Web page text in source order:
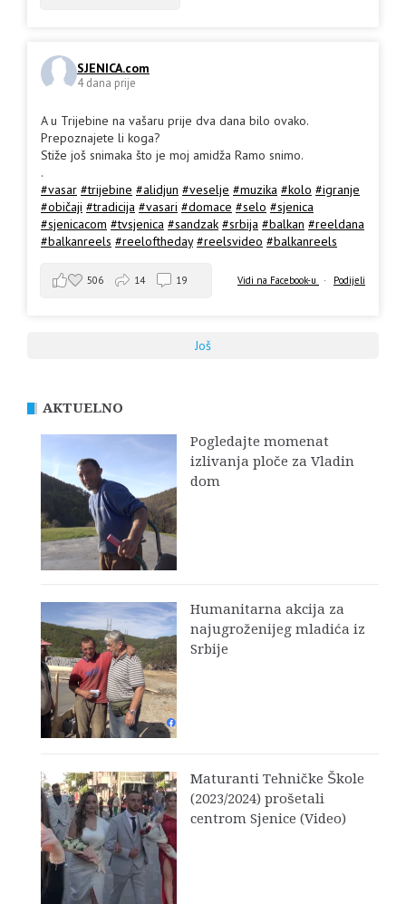
SJENICA.com
4 dana prije
A u Trijebine na vašaru prije dva dana bilo ovako.
Prepoznajete li koga?
Stiže još snimaka što je moj amidža Ramo snimo.
.
#vasar #trijebine #alidjun #veselje #muzika #kolo #igranje
#običaji #tradicija #vasari #domace #selo #sjenica
#sjenicacom #tvsjenica #sandzak #srbija #balkan #reeldana
#balkanreels #reeloftheday #reelsvideo #balkanreels
Vidi na Facebook-u · Podijeli
506 14 19
Još
AKTUELNO
Pogledajte momenat
izlivanja ploče za Vladin
dom
Humanitarna akcija za
najugroženijeg mladića iz
Srbije
Maturanti Tehničke Škole
(2023/2024) prošetali
centrom Sjenice (Video)